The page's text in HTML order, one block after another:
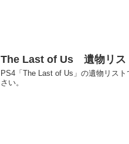
The Last of Us 遺物リス
PS4「The Last of Us」の遺物リス
さい。